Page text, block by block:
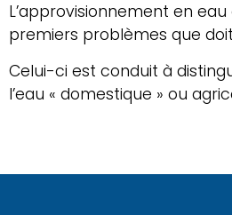
L’approvisionnement en eau
premiers problèmes que
Celui-ci est conduit à
l’eau « domestique » ou